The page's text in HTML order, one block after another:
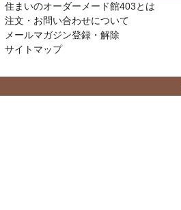
住まいのオーダーメード館403とは
注文・お問い合わせについて
メールマガジン登録・解除
サイトマップ